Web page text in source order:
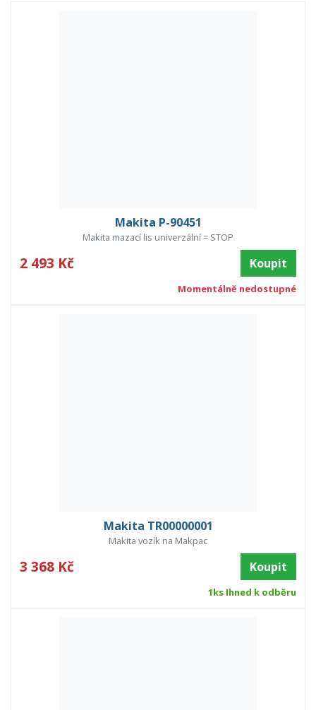
Makita P-90451
Makita mazací lis univerzální = STOP
2 493 Kč Koupit
Momentálně nedostupné
Makita TR00000001
Makita vozík na Makpac
3 368 Kč Koupit
1ks Ihned k odběru